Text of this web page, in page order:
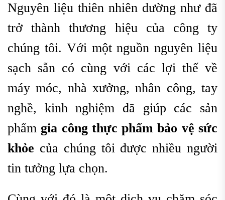
Nguyên liệu thiên nhiên dường như đã
trở thành thương hiệu của công ty
chúng tôi. Với một nguồn nguyên liệu
sạch sẵn có cùng với các lợi thế về
máy móc, nhà xưởng, nhân công, tay
nghề, kinh nghiệm đã giúp các sản
phẩm gia công thực phẩm bảo vệ sức
khỏe của chúng tôi được nhiều người
tin tưởng lựa chọn.